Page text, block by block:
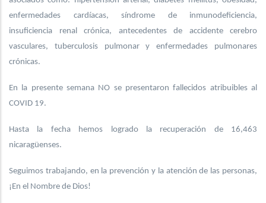
enfermedades cardíacas, síndrome de inmunodeficiencia,
insuficiencia renal crónica, antecedentes de accidente cerebro
vasculares, tuberculosis pulmonar y enfermedades pulmonares
crónicas.
En la presente semana NO se presentaron fallecidos atribuibles al
COVID 19.
Hasta la fecha hemos logrado la recuperación de 16,463
nicaragüenses.
Seguimos trabajando, en la prevención y la atención de las personas,
¡En el Nombre de Dios!